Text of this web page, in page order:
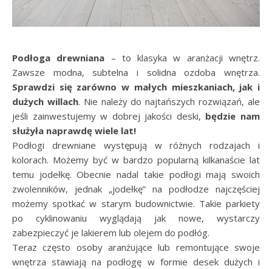
Podłoga drewniana – to klasyka w aranżacji wnętrz.
Zawsze modna, subtelna i solidna ozdoba wnętrza.
Sprawdzi się zarówno w małych mieszkaniach, jak i
dużych willach. Nie należy do najtańszych rozwiązań, ale
jeśli zainwestujemy w dobrej jakości deski, będzie nam
służyła naprawdę wiele lat!
Podłogi drewniane występują w różnych rodzajach i
kolorach. Możemy być w bardzo popularną kilkanaście lat
temu jodełkę. Obecnie nadal takie podłogi mają swoich
zwolenników, jednak „jodełkę” na podłodze najczęściej
możemy spotkać w starym budownictwie. Takie parkiety
po cyklinowaniu wyglądają jak nowe, wystarczy
zabezpieczyć je lakierem lub olejem do podłóg.
Teraz często osoby aranżujące lub remontujące swoje
wnętrza stawiają na podłogę w formie desek dużych i